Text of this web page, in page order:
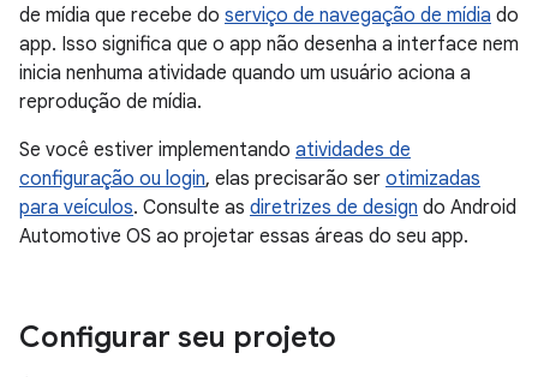
de mídia que recebe do serviço de navegação de mídia do
app. Isso significa que o app não desenha a interface nem
inicia nenhuma atividade quando um usuário aciona a
reprodução de mídia.
Se você estiver implementando atividades de
configuração ou login, elas precisarão ser otimizadas
para veículos. Consulte as diretrizes de design do Android
Automotive OS ao projetar essas áreas do seu app.
Configurar seu projeto